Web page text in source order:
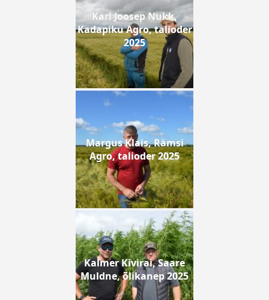
Karl Joosep Nukk,
Kadapiku Agro, talioder
2025
Margus Klais, Rämsi
Agro, talioder 2025
Kalmer Kivirai, Saare
Muldne, õlikanep 2025